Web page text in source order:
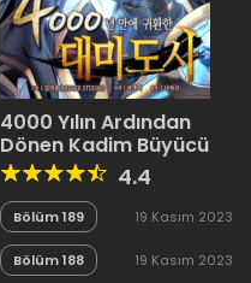
4000 Yılın Ardından
Dönen Kadim Büyücü
4.4
Bölüm 189 19 Kasım 2023
Bölüm 188 19 Kasım 2023